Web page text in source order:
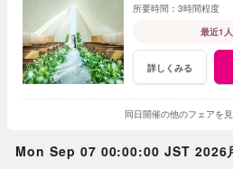
3時間程度
最近1
詳しくみる
同日開催の他のフェアを
Mon Sep 07 00:00:00 JST 2026